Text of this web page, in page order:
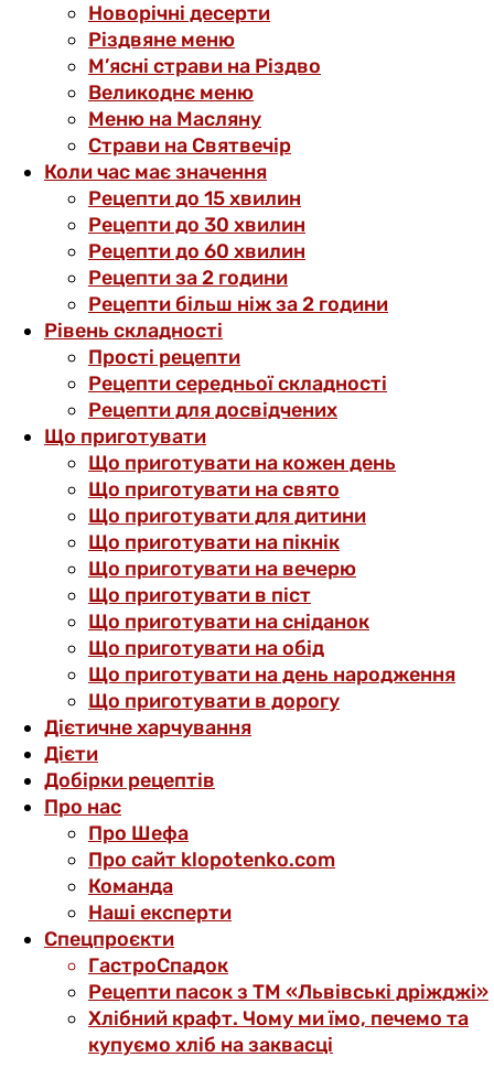
Новорічні десерти
Різдвяне меню
М’ясні страви на Різдво
Великоднє меню
Меню на Масляну
Страви на Святвечір
Коли час має значення
Рецепти до 15 хвилин
Рецепти до 30 хвилин
Рецепти до 60 хвилин
Рецепти за 2 години
Рецепти більш ніж за 2 години
Рівень складності
Прості рецепти
Рецепти середньої складності
Рецепти для досвідчених
Що приготувати
Що приготувати на кожен день
Що приготувати на свято
Що приготувати для дитини
Що приготувати на пікнік
Що приготувати на вечерю
Що приготувати в піст
Що приготувати на сніданок
Що приготувати на обід
Що приготувати на день народження
Що приготувати в дорогу
Дієтичне харчування
Дієти
Добірки рецептів
Про нас
Про Шефа
Про сайт klopotenko.com
Команда
Наші експерти
Спецпроєкти
ГастроСпадок
Рецепти пасок з ТМ «Львівські дріжджі»
Хлібний крафт. Чому ми їмо, печемо та
купуємо хліб на заквасці